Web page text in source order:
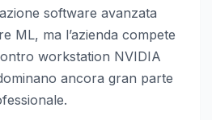
software avanzata
ML, ma l’azienda compete
workstation NVIDIA
ancora gran parte